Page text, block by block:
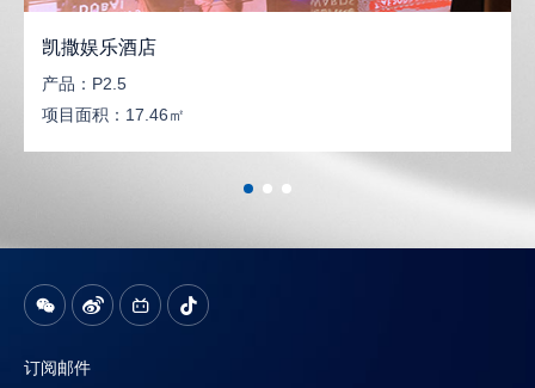
凯撒娱乐酒店
产品： P2.5
项目面积： 17.46㎡
订阅邮件